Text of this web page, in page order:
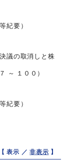
紀要）
議の取消しと株
～ １００）
紀要）
【 表示 ／非表示 】